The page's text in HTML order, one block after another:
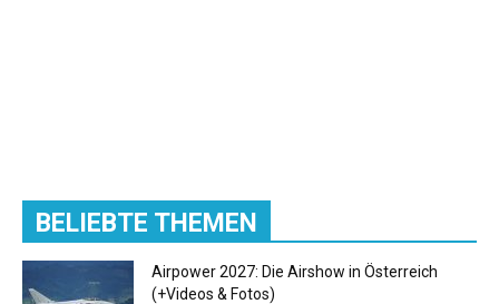
BELIEBTE THEMEN
Airpower 2027: Die Airshow in Österreich
(+Videos & Fotos)